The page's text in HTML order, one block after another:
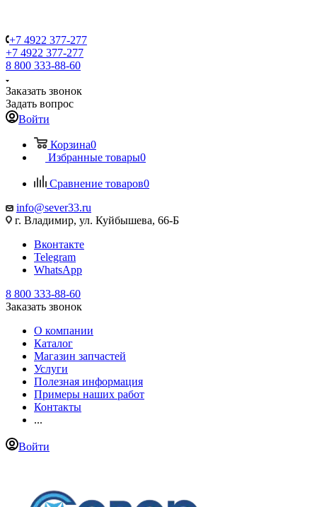
+7 4922 377-277
+7 4922 377-277
8 800 333-88-60
Заказать звонок
Задать вопрос
Войти
Корзина0
Избранные товары0
Сравнение товаров0
info@sever33.ru
г. Владимир, ул. Куйбышева, 66-Б
Вконтакте
Telegram
WhatsApp
8 800 333-88-60
Заказать звонок
О компании
Каталог
Магазин запчастей
Услуги
Полезная информация
Примеры наших работ
Контакты
...
Войти